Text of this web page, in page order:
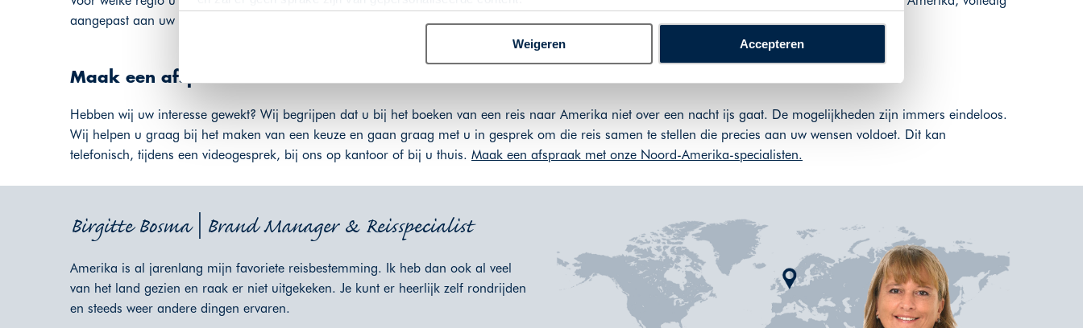
Weigeren Accepteren
aangepast aan uw wensen.
Maak een afspraak
Hebben wij uw interesse gewekt? Wij begrijpen dat u bij het boeken van een reis naar Amerika niet over een nacht ijs gaat. De mogelijkheden zijn immers eindeloos.
Wij helpen u graag bij het maken van een keuze en gaan graag met u in gesprek om die reis samen te stellen die precies aan uw wensen voldoet. Dit kan
telefonisch, tijdens een videogesprek, bij ons op kantoor of bij u thuis. Maak een afspraak met onze Noord-Amerika-specialisten.
Birgitte Bosma | Brand Manager & Reisspecialist
Amerika is al jarenlang mijn favoriete reisbestemming. Ik heb dan ook al veel
van het land gezien en raak er niet uitgekeken. Je kunt er heerlijk zelf rondrijden
en steeds weer andere dingen ervaren.